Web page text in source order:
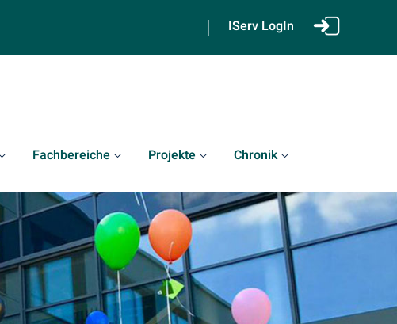
IServ LogIn
Fachbereiche Projekte Chronik